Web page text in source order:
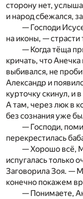
сторону нет,
и народ сбежался,
— Господи
на иконы, — страсти
— Когда тёща
кричать, что
выбивался, не
Александр и
курточку скинул, и
А там, через люк в
без сознания уже
— Господи,
перекрестилась
— Хорошо всё,
испугалась только
Заговорила Зоя. —
конечно покажем
— Понимаете,